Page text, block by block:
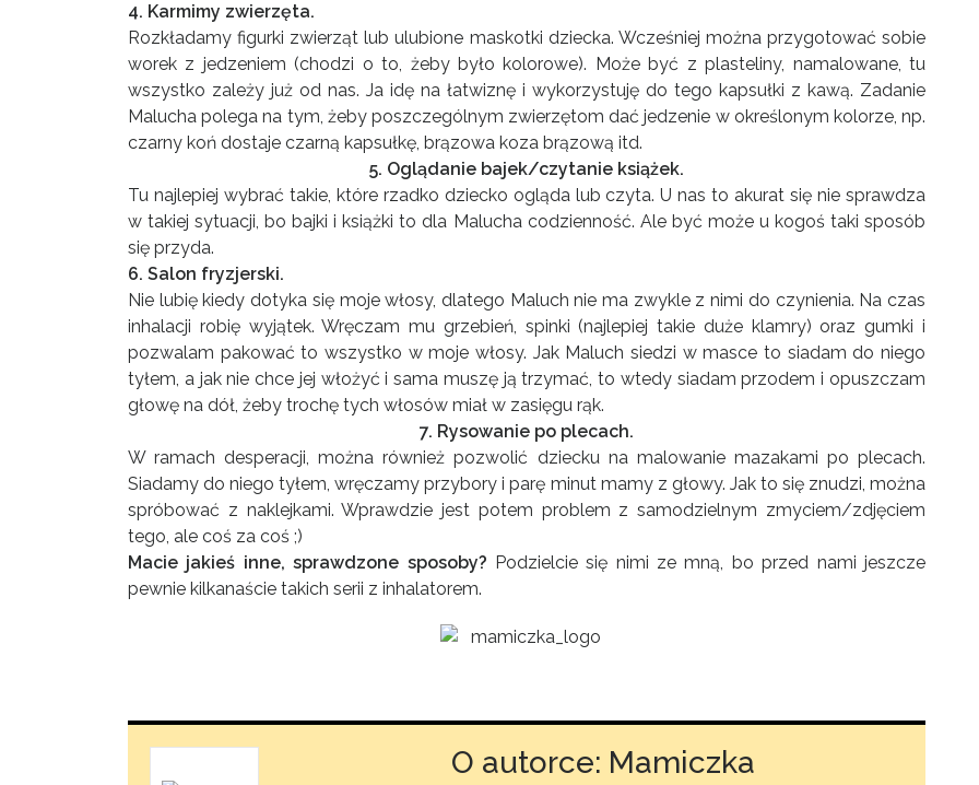
4. Karmimy zwierzęta.
Rozkładamy figurki zwierząt lub ulubione maskotki dziecka. Wcześniej można przygotować sobie
worek z jedzeniem (chodzi o to, żeby było kolorowe). Może być z plasteliny, namalowane, tu
wszystko zależy już od nas. Ja idę na łatwiznę i wykorzystuję do tego kapsułki z kawą. Zadanie
Malucha polega na tym, żeby poszczególnym zwierzętom dać jedzenie w określonym kolorze, np.
czarny koń dostaje czarną kapsułkę, brązowa koza brązową itd.
5. Oglądanie bajek/czytanie książek.
Tu najlepiej wybrać takie, które rzadko dziecko ogląda lub czyta. U nas to akurat się nie sprawdza
w takiej sytuacji, bo bajki i książki to dla Malucha codzienność. Ale być może u kogoś taki sposób
się przyda.
6. Salon fryzjerski.
Nie lubię kiedy dotyka się moje włosy, dlatego Maluch nie ma zwykle z nimi do czynienia. Na czas
inhalacji robię wyjątek. Wręczam mu grzebień, spinki (najlepiej takie duże klamry) oraz gumki i
pozwalam pakować to wszystko w moje włosy. Jak Maluch siedzi w masce to siadam do niego
tyłem, a jak nie chce jej włożyć i sama muszę ją trzymać, to wtedy siadam przodem i opuszczam
głowę na dół, żeby trochę tych włosów miał w zasięgu rąk.
7. Rysowanie po plecach.
W ramach desperacji, można również pozwolić dziecku na malowanie mazakami po plecach.
Siadamy do niego tyłem, wręczamy przybory i parę minut mamy z głowy. Jak to się znudzi, można
spróbować z naklejkami. Wprawdzie jest potem problem z samodzielnym zmyciem/zdjęciem
tego, ale coś za coś ;)
Macie jakieś inne, sprawdzone sposoby? Podzielcie się nimi ze mną, bo przed nami jeszcze
pewnie kilkanaście takich serii z inhalatorem.
O autorce: Mamiczka